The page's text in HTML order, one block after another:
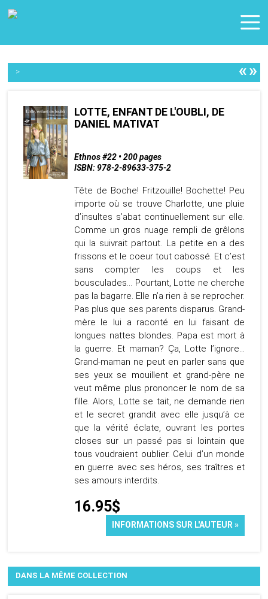
> «»
LOTTE, ENFANT DE L'OUBLI, DE
DANIEL MATIVAT
Ethnos #22 • 200 pages
ISBN: 978-2-89633-375-2
Tête de Boche! Fritzouille! Bochette! Peu
importe où se trouve Charlotte, une pluie
d’insultes s’abat continuellement sur elle.
Comme un gros nuage rempli de grêlons
qui la suivrait partout. La petite en a des
frissons et le coeur tout cabossé. Et c’est
sans compter les coups et les
bousculades... Pourtant, Lotte ne cherche
pas la bagarre. Elle n’a rien à se reprocher.
Pas plus que ses parents disparus. Grand-
mère le lui a raconté en lui faisant de
longues nattes blondes. Papa est mort à
la guerre. Et maman? Ça, Lotte l’ignore…
Grand-maman ne peut en parler sans que
ses yeux se mouillent et grand-père ne
veut même plus prononcer le nom de sa
fille. Alors, Lotte se tait, ne demande rien
et le secret grandit avec elle jusqu’à ce
que la vérité éclate, ouvrant les portes
closes sur un passé pas si lointain que
tous voudraient oublier. Celui d’un monde
en guerre avec ses héros, ses traîtres et
ses amours interdits.
16.95$
INFORMATIONS SUR L'AUTEUR »
DANS LA MÊME COLLECTION